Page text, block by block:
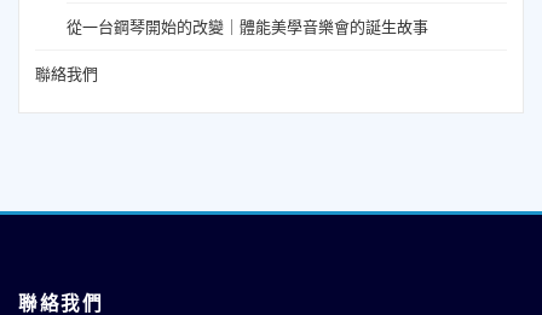
從一台鋼琴開始的改變｜體能美學音樂會的誕生故事
聯絡我們
聯絡我們